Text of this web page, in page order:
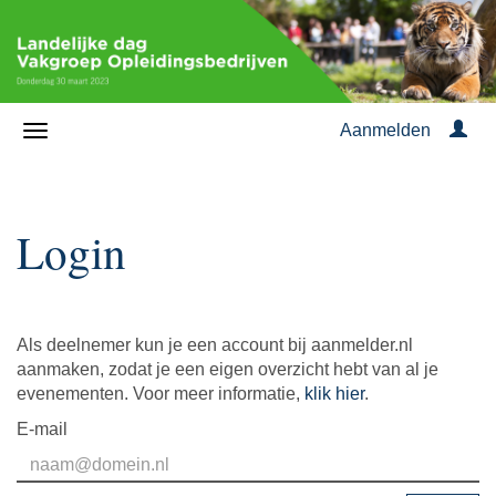
Aanmelden
Login
Als deelnemer kun je een account bij aanmelder.nl
aanmaken, zodat je een eigen overzicht hebt van al je
evenementen. Voor meer informatie, klik hier.
E-mail